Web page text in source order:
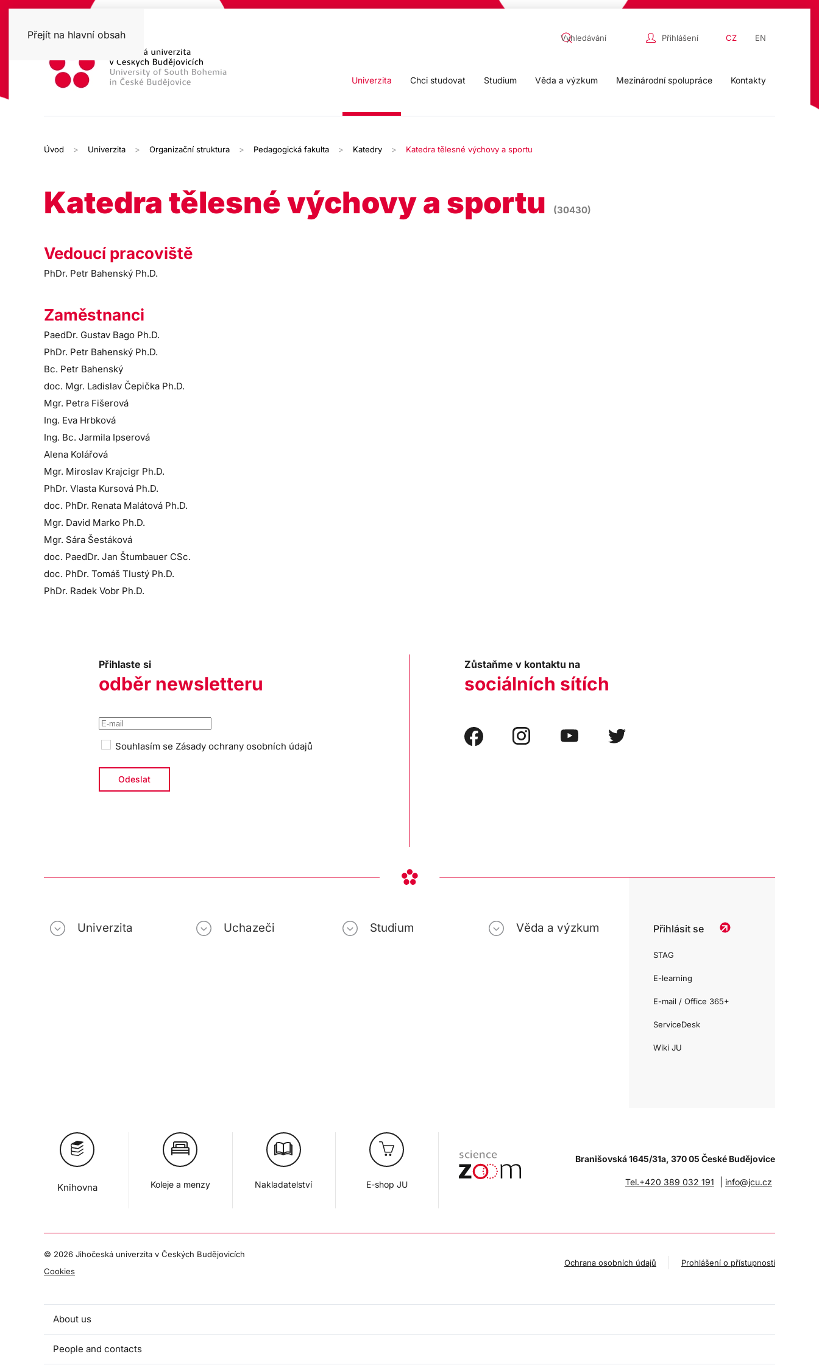
Přejít na hlavní obsah Přihlášení CZ EN
Univerzita Chci studovat Studium Věda a výzkum Mezinárodní spolupráce Kontakty
Úvod Univerzita Organizační struktura Pedagogická fakulta Katedry Katedra tělesné výchovy a sportu
Katedra tělesné výchovy a sportu (30430)
Vedoucí pracoviště
PhDr. Petr Bahenský Ph.D.
Zaměstnanci
PaedDr. Gustav Bago Ph.D.
PhDr. Petr Bahenský Ph.D.
Bc. Petr Bahenský
doc. Mgr. Ladislav Čepička Ph.D.
Mgr. Petra Fišerová
Ing. Eva Hrbková
Ing. Bc. Jarmila Ipserová
Alena Kolářová
Mgr. Miroslav Krajcigr Ph.D.
PhDr. Vlasta Kursová Ph.D.
doc. PhDr. Renata Malátová Ph.D.
Mgr. David Marko Ph.D.
Mgr. Sára Šestáková
doc. PaedDr. Jan Štumbauer CSc.
doc. PhDr. Tomáš Tlustý Ph.D.
PhDr. Radek Vobr Ph.D.
Přihlaste si
odběr newsletteru
Souhlasím se Zásady ochrany osobních údajů
Zůstaňme v kontaktu na
sociálních sítích
Univerzita Uchazeči Studium Věda a výzkum Přihlásit se
STAG
E-learning
E-mail / Office 365+
ServiceDesk
Wiki JU
Knihovna Koleje a menzy Nakladatelství E-shop JU
Branišovská 1645/31a, 370 05 České Budějovice
Tel.+420 389 032 191 info@jcu.cz
© 2026 Jihočeská univerzita v Českých Budějovicích
Cookies
Ochrana osobních údajů Prohlášení o přístupnosti
About us
People and contacts